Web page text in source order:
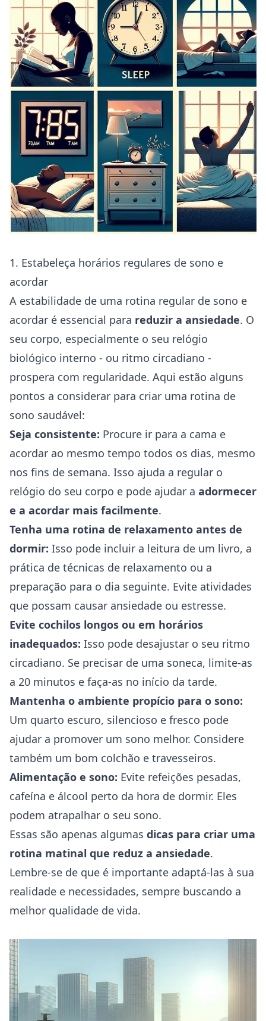
1. Estabeleça horários regulares de sono e
acordar
A estabilidade de uma rotina regular de sono e
acordar é essencial para reduzir a ansiedade. O
seu corpo, especialmente o seu relógio
biológico interno - ou ritmo circadiano -
prospera com regularidade. Aqui estão alguns
pontos a considerar para criar uma rotina de
sono saudável:
Seja consistente: Procure ir para a cama e
acordar ao mesmo tempo todos os dias, mesmo
nos fins de semana. Isso ajuda a regular o
relógio do seu corpo e pode ajudar a adormecer
e a acordar mais facilmente.
Tenha uma rotina de relaxamento antes de
dormir: Isso pode incluir a leitura de um livro, a
prática de técnicas de relaxamento ou a
preparação para o dia seguinte. Evite atividades
que possam causar ansiedade ou estresse.
Evite cochilos longos ou em horários
inadequados: Isso pode desajustar o seu ritmo
circadiano. Se precisar de uma soneca, limite-as
a 20 minutos e faça-as no início da tarde.
Mantenha o ambiente propício para o sono:
Um quarto escuro, silencioso e fresco pode
ajudar a promover um sono melhor. Considere
também um bom colchão e travesseiros.
Alimentação e sono: Evite refeições pesadas,
cafeína e álcool perto da hora de dormir. Eles
podem atrapalhar o seu sono.
Essas são apenas algumas dicas para criar uma
rotina matinal que reduz a ansiedade.
Lembre-se de que é importante adaptá-las à sua
realidade e necessidades, sempre buscando a
melhor qualidade de vida.